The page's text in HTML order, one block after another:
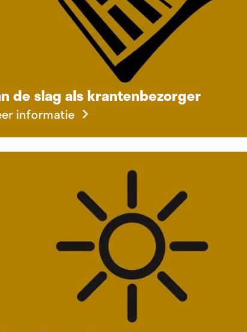
de slag als krantenbezorger
informatie